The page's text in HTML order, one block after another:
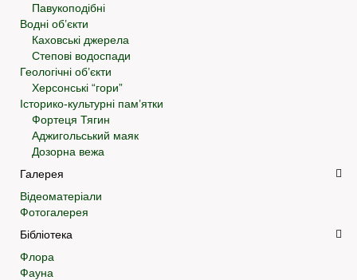
Павукоподібні
Водні об’єкти
Каховські джерела
Степові водоспади
Геологічні об’єкти
Херсонські “гори”
Історико-культурні пам’ятки
Фортеця Тягин
Аджигольський маяк
Дозорна вежа
Галерея
Відеоматеріали
Фотогалерея
Бібліотека
Флора
Фауна